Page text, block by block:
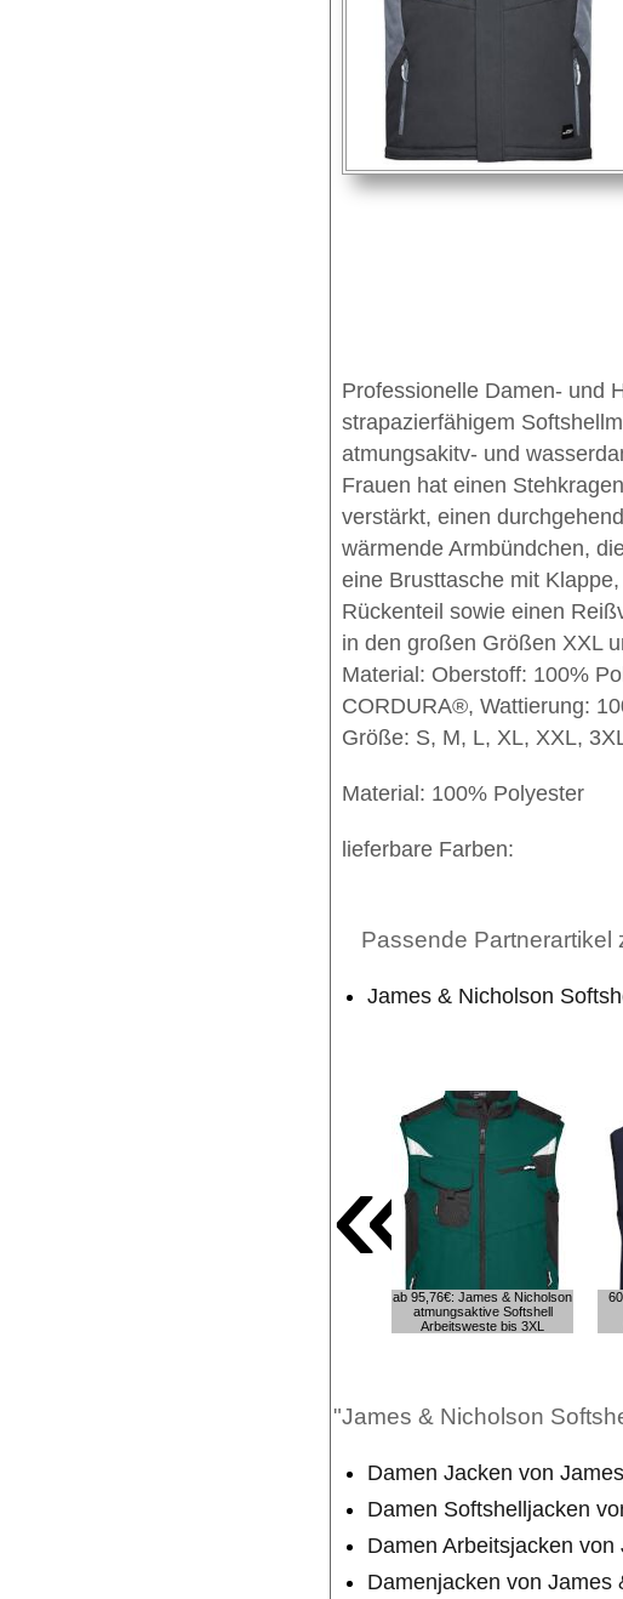
Professionelle Damen- und
strapazierfähigem
atmungsakitv- und
Frauen hat einen
verstärkt, einen
wärmende Armbündchen,
eine Brusttasche mit
Rückenteil sowie einen
in den großen Größen XXL
Material: Oberstoff: 100%
CORDURA®, Wattierung:
Größe: S, M, L, XL, XXL,
Material: 100% Polyester
lieferbare Farben:
Passende Partnerartikel
James & Nicholson
«
ab 95,76€: James & Nicholson
atmungsaktive Softshell
Arbeitsweste bis 3XL
"James & Nicholson
Damen Jacken von
Damen Softshelljacken
Damen Arbeitsjacken
Damenjacken von